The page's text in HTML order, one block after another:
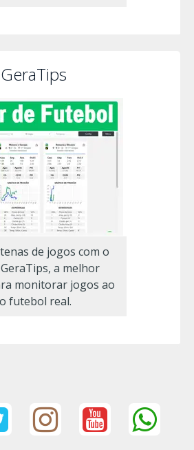
de jogos com o
a melhor
monitorar jogos ao
futebol real.